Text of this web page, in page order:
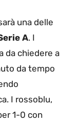
una delle
A. I
da chiedere a
da tempo
I rossoblu,
1-0 con